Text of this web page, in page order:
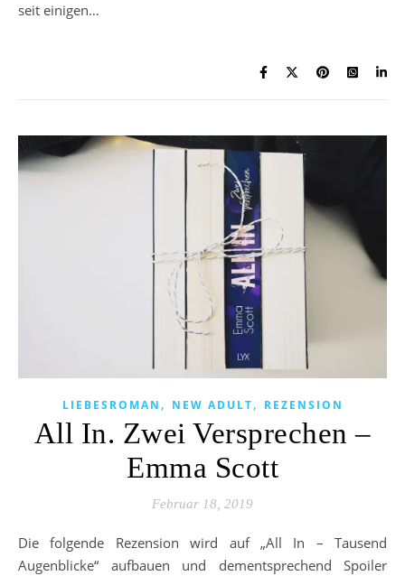
seit einigen…
LIEBESROMAN , NEW ADULT, REZENSION
All In. Zwei Versprechen –
Emma Scott
Februar 18, 2019
Die folgende Rezension wird auf „All In – Tausend
Augenblicke“ aufbauen und dementsprechend Spoiler